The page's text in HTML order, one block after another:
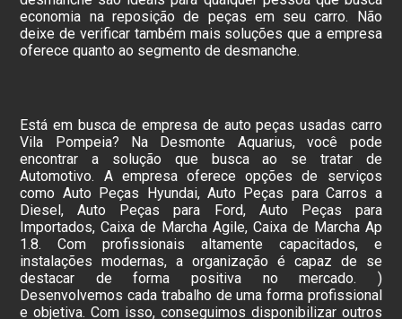
economia na reposição de peças em seu carro. Não
deixe de verificar também mais soluções que a empresa
oferece quanto ao segmento de desmanche.
Está em busca de empresa de auto peças usadas carro
Vila Pompeia? Na Desmonte Aquarius, você pode
encontrar a solução que busca ao se tratar de
Automotivo. A empresa oferece opções de serviços
como Auto Peças Hyundai, Auto Peças para Carros a
Diesel, Auto Peças para Ford, Auto Peças para
Importados, Caixa de Marcha Agile, Caixa de Marcha Ap
1.8. Com profissionais altamente capacitados, e
instalações modernas, a organização é capaz de se
destacar de forma positiva no mercado. )
Desenvolvemos cada trabalho de uma forma profissional
e objetiva. Com isso, conseguimos disponibilizar outros